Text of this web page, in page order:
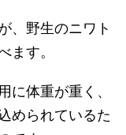
、野生のニワト
ます。
に体重が重く、
められているた